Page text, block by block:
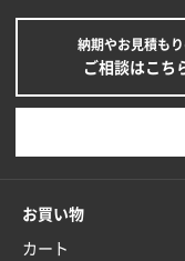
納期やお見積もり
ご相談はこち
お買い物
カート